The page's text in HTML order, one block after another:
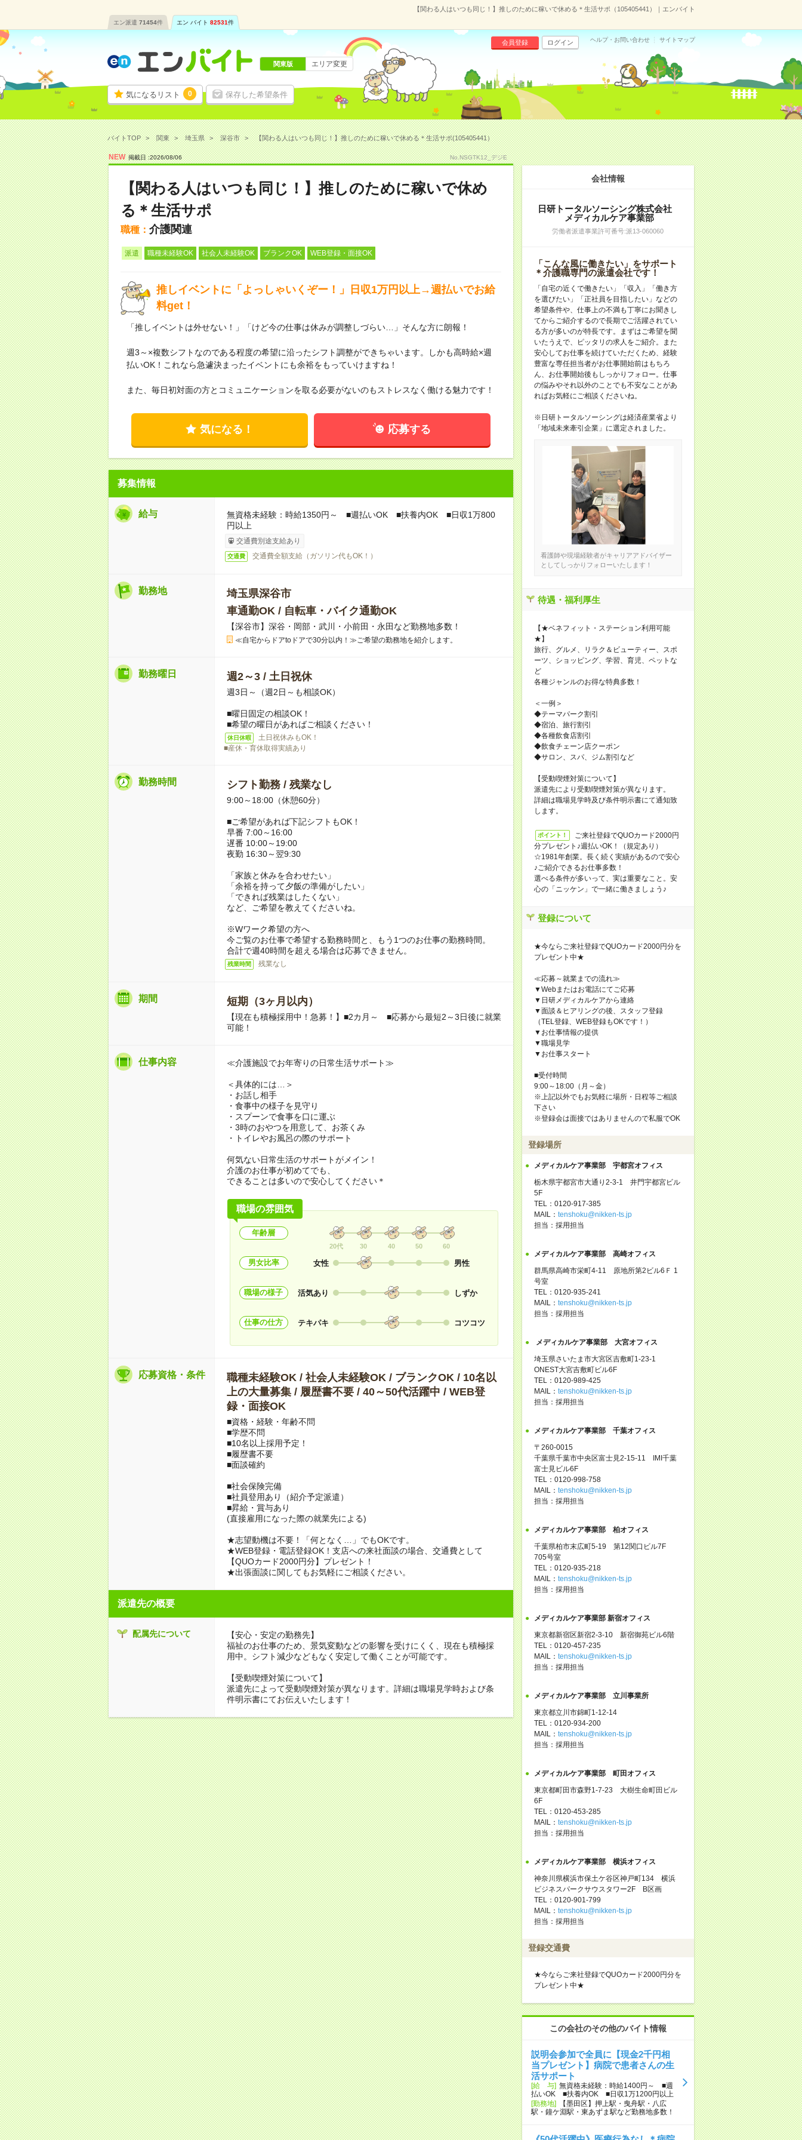
【関わる人はいつも同じ！】推しのために稼いで休める＊生活サポ（105405441）｜エンバイト
エン派遣 71454件 エン バイト 82531件
気になるリスト 0 保存した希望条件
会員登録 ログイン ヘルプ・お問い合わせ サイトマップ
関東版 エリア変更
バイトTOP 関東 埼玉県 深谷市 【関わる人はいつも同じ！】推しのために稼いで休める＊生活サポ(105405441）
NEW 掲載日 :2026/08/06 No.NSGTK12_デジE
【関わる人はいつも同じ！】推しのために稼いで休め
る＊生活サポ
職種： 介護関連
派遣 職種未経験OK 社会人未経験OK ブランクOK WEB登録・面接OK
推しイベントに「よっしゃいくぞー！」日収1万円以上→週払いでお給
料get！
「推しイベントは外せない！」「けど今の仕事は休みが調整しづらい…」そんな方に朗報！
週3～×複数シフトなのである程度の希望に沿ったシフト調整ができちゃいます。しかも高時給×週
払いOK！これなら急遽決まったイベントにも余裕をもっていけますね！
また、毎日初対面の方とコミュニケーションを取る必要がないのもストレスなく働ける魅力です！
気になる！ 応募する
募集情報
給与
無資格未経験：時給1350円～ ■週払いOK ■扶養内OK ■日収1万800
円以上
交通費別途支給あり
交通費 交通費全額支給（ガソリン代もOK！）
勤務地
埼玉県深谷市
車通勤OK / 自転車・バイク通勤OK
【深谷市】深谷・岡部・武川・小前田・永田など勤務地多数！
≪自宅からドアtoドアで30分以内！≫ご希望の勤務地を紹介します。
勤務曜日 週2～3 / 土日祝休
週3日～（週2日～も相談OK）
■曜日固定の相談OK！
■希望の曜日があればご相談ください！
休日休暇
土日祝休みもOK！
■産休・育休取得実績あり
勤務時間 シフト勤務 / 残業なし
9:00～18:00（休憩60分）
■ご希望があれば下記シフトもOK！
早番 7:00～16:00
遅番 10:00～19:00
夜勤 16:30～翌9:30
「家族と休みを合わせたい」
「余裕を持って夕飯の準備がしたい」
「できれば残業はしたくない」
など、ご希望を教えてくださいね。
※Wワーク希望の方へ
今ご覧のお仕事で希望する勤務時間と、もう1つのお仕事の勤務時間。
合計で週40時間を超える場合は応募できません。
残業時間 残業なし
期間 短期（3ヶ月以内）
【現在も積極採用中！急募！】■2カ月～ ■応募から最短2～3日後に就業
可能！
仕事内容 ≪介護施設でお年寄りの日常生活サポート≫
＜具体的には…＞
・お話し相手
・食事中の様子を見守り
・スプーンで食事を口に運ぶ
・3時のおやつを用意して、お茶くみ
・トイレやお風呂の際のサポート
何気ない日常生活のサポートがメイン！
介護のお仕事が初めてでも、
できることは多いので安心してください＊
職場の雰囲気
年齢層
20代 30 40 50 60
男女比率 女性 男性
職場の様子 活気あり しずか
仕事の仕方 テキパキ コツコツ
応募資格・条件
職種未経験OK / 社会人未経験OK / ブランクOK / 10名以
上の大量募集 / 履歴書不要 / 40～50代活躍中 / WEB登
録・面接OK
■資格・経験・年齢不問
■学歴不問
■10名以上採用予定！
■履歴書不要
■面談確約
■社会保険完備
■社員登用あり（紹介予定派遣）
■昇給・賞与あり
(直接雇用になった際の就業先による)
★志望動機は不要！「何となく…」でもOKです。
★WEB登録・電話登録OK！支店への来社面談の場合、交通費として
【QUOカード2000円分】プレゼント！
★出張面談に関してもお気軽にご相談ください。
派遣先の概要
配属先について
【安心・安定の勤務先】
福祉のお仕事のため、景気変動などの影響を受けにくく、現在も積極採
用中。シフト減少などもなく安定して働くことが可能です。
【受動喫煙対策について】
派遣先によって受動喫煙対策が異なります。詳細は職場見学時および条
件明示書にてお伝えいたします！
会社情報
日研トータルソーシング株式会社
メディカルケア事業部
労働者派遣事業許可番号:派13-060060
「こんな風に働きたい」をサポート
＊介護職専門の派遣会社です！
「自宅の近くで働きたい」「収入」「働き方
を選びたい」「正社員を目指したい」などの
希望条件や、仕事上の不満も丁寧にお聞きし
てからご紹介するので長期でご活躍されてい
る方が多いのが特長です。まずはご希望を聞
いたうえで、ピッタリの求人をご紹介。また
安心してお仕事を続けていただくため、経験
豊富な専任担当者がお仕事開始前はもちろ
ん、お仕事開始後もしっかりフォロー。仕事
の悩みやそれ以外のことでも不安なことがあ
ればお気軽にご相談くださいね。
※日研トータルソーシングは経済産業省より
「地域未来牽引企業」に選定されました。
看護師や現場経験者がキャリアアドバイザー
としてしっかりフォローいたします！
待遇・福利厚生
【★ベネフィット・ステーション利用可能
★】
旅行、グルメ、リラク＆ビューティー、スポ
ーツ、ショッピング、学習、育児、ペットな
ど
各種ジャンルのお得な特典多数！
＜一例＞
◆テーマパーク割引
◆宿泊、旅行割引
◆各種飲食店割引
◆飲食チェーン店クーポン
◆サロン、スパ、ジム割引など
【受動喫煙対策について】
派遣先により受動喫煙対策が異なります。
詳細は職場見学時及び条件明示書にて通知致
します。
ポイント！
ご来社登録でQUOカード2000円
分プレゼント♪週払いOK！（規定あり）
☆1981年創業。長く続く実績があるので安心
♪ご紹介できるお仕事多数！
選べる条件が多いって、実は重要なこと。安
心の「ニッケン」で一緒に働きましょう♪
登録について
★今ならご来社登録でQUOカード2000円分を
プレゼント中★
≪応募～就業までの流れ≫
▼Webまたはお電話にてご応募
▼日研メディカルケアから連絡
▼面談＆ヒアリングの後、スタッフ登録
（TEL登録、WEB登録もOKです！）
▼お仕事情報の提供
▼職場見学
▼お仕事スタート
■受付時間
9:00～18:00（月～金）
※上記以外でもお気軽に場所・日程等ご相談
下さい
※登録会は面接ではありませんので私服でOK
登録場所
メディカルケア事業部 宇都宮オフィス
栃木県宇都宮市大通り2-3-1 井門宇都宮ビル
5F
TEL：0120-917-385
MAIL： tenshoku@nikken-ts.jp
担当：採用担当
メディカルケア事業部 高崎オフィス
群馬県高崎市栄町4-11 原地所第2ビル6Ｆ 1
号室
TEL：0120-935-241
MAIL： tenshoku@nikken-ts.jp
担当：採用担当
メディカルケア事業部 大宮オフィス
埼玉県さいたま市大宮区吉敷町1-23-1
ONEST大宮吉敷町ビル6F
TEL：0120-989-425
MAIL： tenshoku@nikken-ts.jp
担当：採用担当
メディカルケア事業部 千葉オフィス
〒260-0015
千葉県千葉市中央区富士見2-15-11 IMI千葉
富士見ビル6F
TEL：0120-998-758
MAIL： tenshoku@nikken-ts.jp
担当：採用担当
メディカルケア事業部 柏オフィス
千葉県柏市末広町5-19 第12関口ビル7F
705号室
TEL：0120-935-218
MAIL： tenshoku@nikken-ts.jp
担当：採用担当
メディカルケア事業部 新宿オフィス
東京都新宿区新宿2-3-10 新宿御苑ビル6階
TEL：0120-457-235
MAIL： tenshoku@nikken-ts.jp
担当：採用担当
メディカルケア事業部 立川事業所
東京都立川市錦町1-12-14
TEL：0120-934-200
MAIL： tenshoku@nikken-ts.jp
担当：採用担当
メディカルケア事業部 町田オフィス
東京都町田市森野1-7-23 大樹生命町田ビル
6F
TEL：0120-453-285
MAIL： tenshoku@nikken-ts.jp
担当：採用担当
メディカルケア事業部 横浜オフィス
神奈川県横浜市保土ケ谷区神戸町134 横浜
ビジネスパークサウスタワー2F B区画
TEL：0120-901-799
MAIL： tenshoku@nikken-ts.jp
担当：採用担当
登録交通費
★今ならご来社登録でQUOカード2000円分を
プレゼント中★
この会社のその他のバイト情報
説明会参加で全員に【現金2千円相
当プレゼント】病院で患者さんの生
活サポート
[給 与] 無資格未経験：時給1400円～ ■週
払いOK ■扶養内OK ■日収1万1200円以上
[勤務地]
【墨田区】押上駅・曳舟駅・八広
駅・鐘ケ淵駅・東あずま駅など勤務地多数！